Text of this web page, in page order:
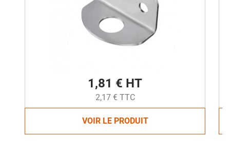
1,81 € HT
2,17 € TTC
VOIR LE PRODUIT